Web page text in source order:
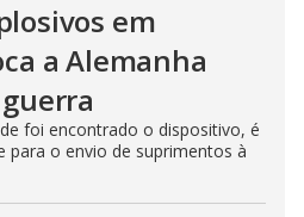
em
a Alemanha
foi encontrado o dispositivo, é
para o envio de suprimentos à